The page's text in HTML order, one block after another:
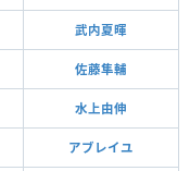
武内夏暉
佐藤隼輔
水上由伸
アブレイユ